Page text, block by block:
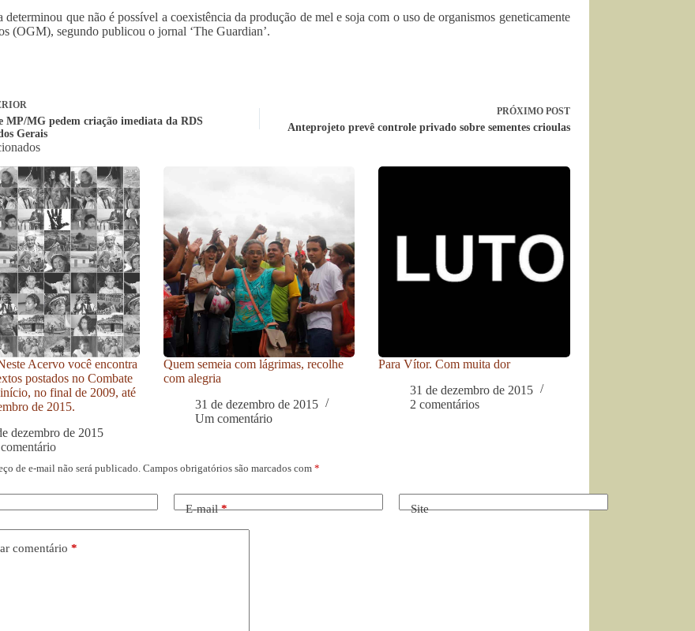
determinou que não é possível a coexistência da produção de mel e soja com o uso de organismos geneticamente
(OGM), segundo publicou o jornal ‘The Guardian’.
MP/MG pedem criação imediata da RDS
Gerais
PRÓXIMO POST
Anteprojeto prevê controle privado sobre sementes crioulas
Acervo você encontra
postados no Combate
no final de 2009, até
de 2015.
dezembro de 2015
Quem semeia com lágrimas, recolhe
com alegria
31 de dezembro de 2015
Um comentário
Para Vítor. Com muita dor
31 de dezembro de 2015
2 comentários
de e-mail não será publicado. Campos obrigatórios são marcados com *
E-mail* Site
comentário *